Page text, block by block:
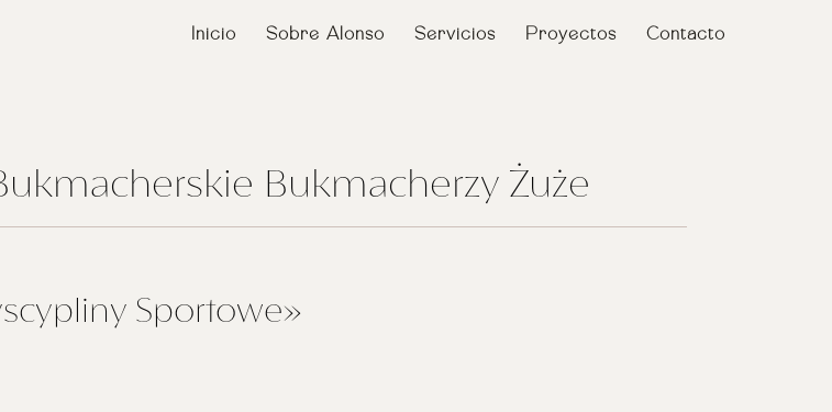
Inicio Sobre Alonso Servicios Proyectos Contacto
Bukmacherzy Żuże
Sportowe»